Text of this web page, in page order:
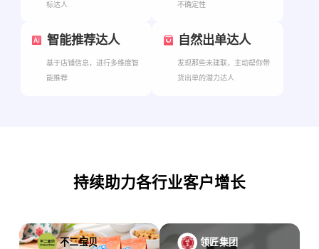
标达人
不确定性
智能推荐达人
基于店铺信息，进行多维度智
能推荐
自然出单达人
发现那些未建联，主动帮你带
货出单的潜力达人
持续助力各行业客户增长
不二宝贝 领匠集团